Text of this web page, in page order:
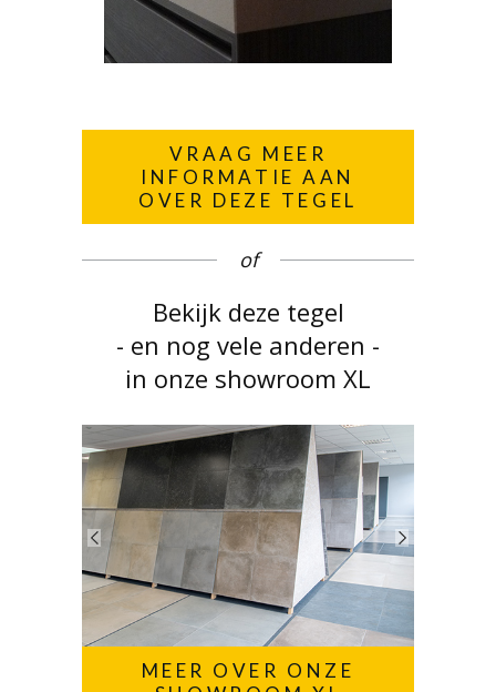
VRAAG MEER
INFORMATIE AAN
OVER DEZE TEGEL
of
Bekijk deze tegel
- en nog vele anderen -
in onze showroom XL
MEER OVER ONZE